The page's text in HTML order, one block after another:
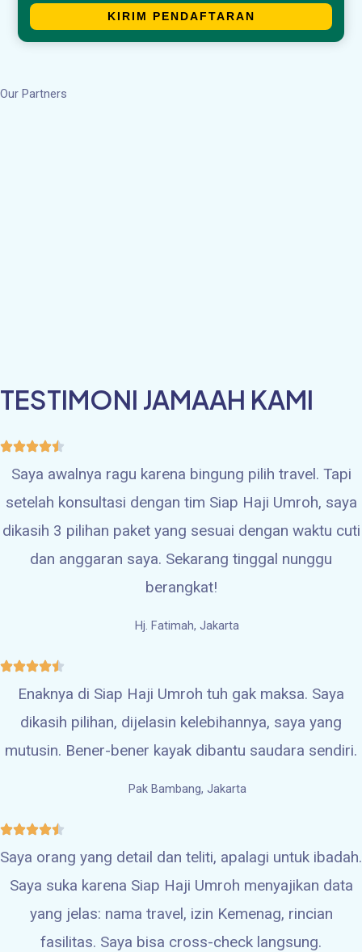
KIRIM PENDAFTARAN
Our Partners
TESTIMONI JAMAAH KAMI
Saya awalnya ragu karena bingung pilih travel. Tapi
setelah konsultasi dengan tim Siap Haji Umroh, saya
dikasih 3 pilihan paket yang sesuai dengan waktu cuti
dan anggaran saya. Sekarang tinggal nunggu
berangkat!
Hj. Fatimah, Jakarta
Enaknya di Siap Haji Umroh tuh gak maksa. Saya
dikasih pilihan, dijelasin kelebihannya, saya yang
mutusin. Bener-bener kayak dibantu saudara sendiri.
Pak Bambang, Jakarta
Saya orang yang detail dan teliti, apalagi untuk ibadah.
Saya suka karena Siap Haji Umroh menyajikan data
yang jelas: nama travel, izin Kemenag, rincian
fasilitas. Saya bisa cross-check langsung.